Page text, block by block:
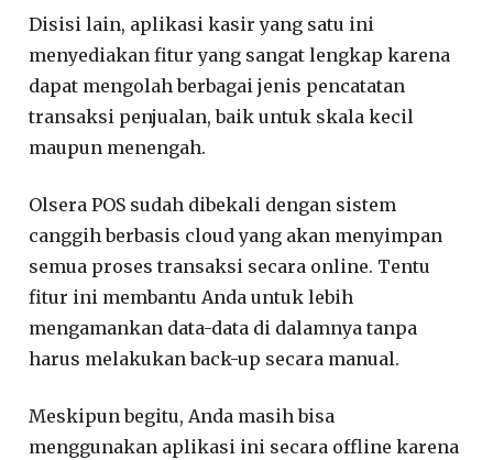
Disisi lain, aplikasi kasir yang satu ini
menyediakan fitur yang sangat lengkap karena
dapat mengolah berbagai jenis pencatatan
transaksi penjualan, baik untuk skala kecil
maupun menengah.
Olsera POS sudah dibekali dengan sistem
canggih berbasis cloud yang akan menyimpan
semua proses transaksi secara online. Tentu
fitur ini membantu Anda untuk lebih
mengamankan data-data di dalamnya tanpa
harus melakukan back-up secara manual.
Meskipun begitu, Anda masih bisa
menggunakan aplikasi ini secara offline karena